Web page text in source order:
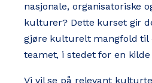
nasjonale, organisatoriske
kulturer? Dette kurset gir
gjøre kulturelt mangfold til
teamet, i stedet for en
Vi vil se på relevant